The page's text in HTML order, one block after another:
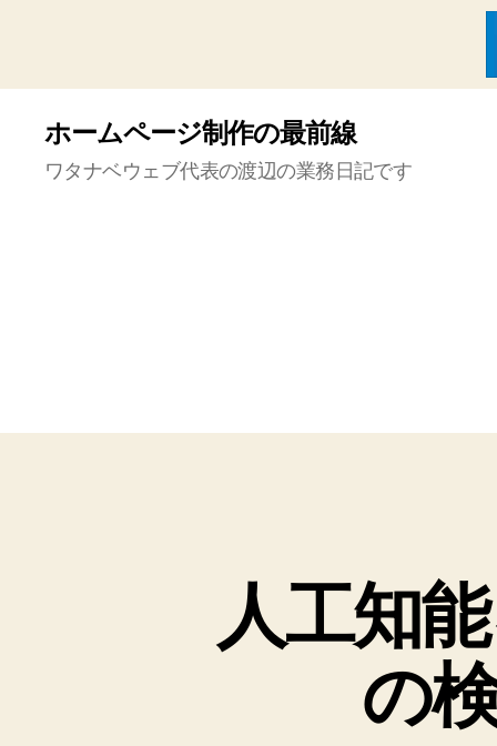
ホームページ制作の最前線
ワタナベウェブ代表の渡辺の業務日記です
人工知
の